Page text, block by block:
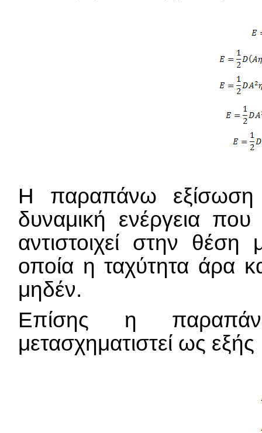
Η παραπάνω εξίσωση
δυναμική ενέργεια
αντιστοιχεί στην
οποία η ταχύτητα άρα
μηδέν.
Επίσης η
μετασχηματιστεί ως εξής